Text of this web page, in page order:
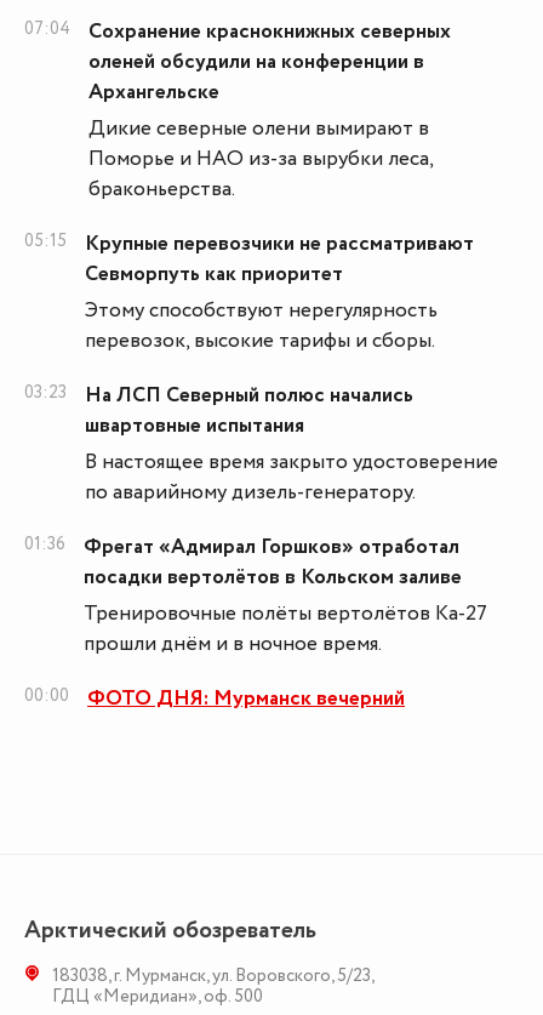
07:04
Сохранение краснокнижных северных
оленей обсудили на конференции в
Архангельске
Дикие северные олени вымирают в
Поморье и НАО из-за вырубки леса,
браконьерства.
05:15
Крупные перевозчики не рассматривают
Севморпуть как приоритет
Этому способствуют нерегулярность
перевозок, высокие тарифы и сборы.
03:23
На ЛСП Северный полюс начались
швартовные испытания
В настоящее время закрыто удостоверение
по аварийному дизель-генератору.
01:36
Фрегат «Адмирал Горшков» отработал
посадки вертолётов в Кольском заливе
Тренировочные полёты вертолётов Ка-27
прошли днём и в ночное время.
00:00 ФОТО ДНЯ: Мурманск вечерний
Арктический обозреватель
183038,г. Мурманск,ул. Воровского, 5/23,
ГДЦ «Меридиан», оф. 500